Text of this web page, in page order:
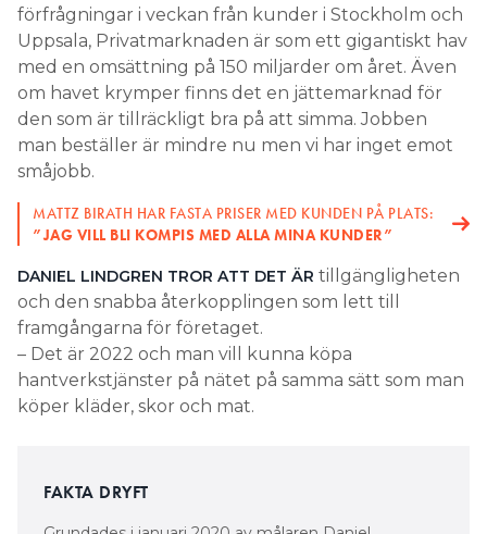
förfrågningar i veckan från kunder i Stockholm och
Uppsala, Privatmarknaden är som ett gigantiskt hav
med en omsättning på 150 miljarder om året. Även
om havet krymper finns det en jättemarknad för
den som är tillräckligt bra på att simma. Jobben
man beställer är mindre nu men vi har inget emot
småjobb.
MATTZ BIRATH HAR FASTA PRISER MED KUNDEN PÅ PLATS:
”JAG VILL BLI KOMPIS MED ALLA MINA KUNDER”
DANIEL LINDGREN TROR ATT DET ÄR tillgängligheten
och den snabba återkopplingen som lett till
framgångarna för företaget.
– Det är 2022 och man vill kunna köpa
hantverkstjänster på nätet på samma sätt som man
köper kläder, skor och mat.
FAKTA DRYFT